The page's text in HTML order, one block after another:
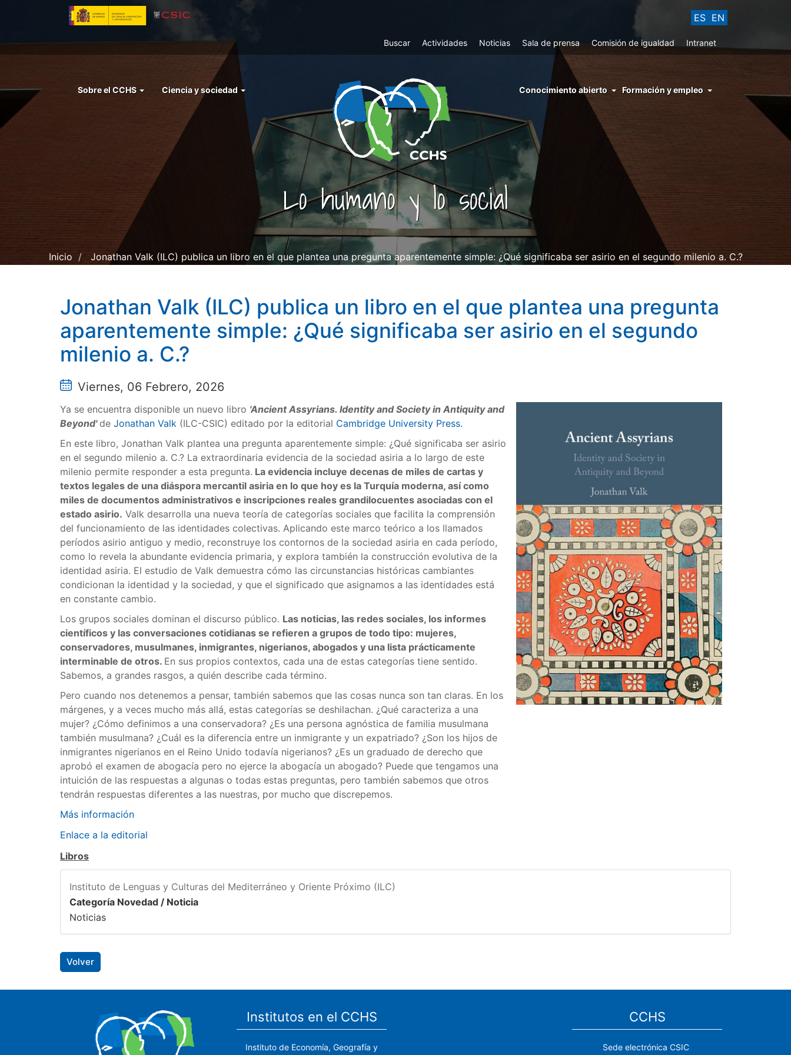
principal
ES EN
Top
Buscar Actividades Noticias Sala de prensa Comisión de igualdad Intranet
Menu
Sobre el CCHS Ciencia y sociedad
menu
conocimiento
abierto
Conocimiento abierto Formación y empleo
Lo humano y lo social
Inicio Jonathan Valk (ILC) publica un libro en el que plantea una pregunta aparentemente simple: ¿Qué significaba ser asirio en el segundo milenio a. C.?
Jonathan Valk (ILC) publica un libro en el que plantea una pregunta
aparentemente simple: ¿Qué significaba ser asirio en el segundo
milenio a. C.?
Viernes, 06 Febrero, 2026
Ya se encuentra disponible un nuevo libro 'Ancient Assyrians. Identity and Society in Antiquity and
Beyond' de Jonathan Valk (ILC-CSIC) editado por la editorial Cambridge University Press.
En este libro, Jonathan Valk plantea una pregunta aparentemente simple: ¿Qué significaba ser asirio
en el segundo milenio a. C.? La extraordinaria evidencia de la sociedad asiria a lo largo de este
milenio permite responder a esta pregunta. La evidencia incluye decenas de miles de cartas y
textos legales de una diáspora mercantil asiria en lo que hoy es la Turquía moderna, así como
miles de documentos administrativos e inscripciones reales grandilocuentes asociadas con el
estado asirio. Valk desarrolla una nueva teoría de categorías sociales que facilita la comprensión
del funcionamiento de las identidades colectivas. Aplicando este marco teórico a los llamados
períodos asirio antiguo y medio, reconstruye los contornos de la sociedad asiria en cada período,
como lo revela la abundante evidencia primaria, y explora también la construcción evolutiva de la
identidad asiria. El estudio de Valk demuestra cómo las circunstancias históricas cambiantes
condicionan la identidad y la sociedad, y que el significado que asignamos a las identidades está
en constante cambio.
Los grupos sociales dominan el discurso público. Las noticias, las redes sociales, los informes
científicos y las conversaciones cotidianas se refieren a grupos de todo tipo: mujeres,
conservadores, musulmanes, inmigrantes, nigerianos, abogados y una lista prácticamente
interminable de otros. En sus propios contextos, cada una de estas categorías tiene sentido.
Sabemos, a grandes rasgos, a quién describe cada término.
Pero cuando nos detenemos a pensar, también sabemos que las cosas nunca son tan claras. En los
márgenes, y a veces mucho más allá, estas categorías se deshilachan. ¿Qué caracteriza a una
mujer? ¿Cómo definimos a una conservadora? ¿Es una persona agnóstica de familia musulmana
también musulmana? ¿Cuál es la diferencia entre un inmigrante y un expatriado? ¿Son los hijos de
inmigrantes nigerianos en el Reino Unido todavía nigerianos? ¿Es un graduado de derecho que
aprobó el examen de abogacía pero no ejerce la abogacía un abogado? Puede que tengamos una
intuición de las respuestas a algunas o todas estas preguntas, pero también sabemos que otros
tendrán respuestas diferentes a las nuestras, por mucho que discrepemos.
Más información
Enlace a la editorial
Libros
Instituto de Lenguas y Culturas del Mediterráneo y Oriente Próximo (ILC)
Categoría Novedad / Noticia
Noticias
Volver
Institutos en el CCHS
Instituto de Economía, Geografía y
CCHS
Sede electrónica CSIC